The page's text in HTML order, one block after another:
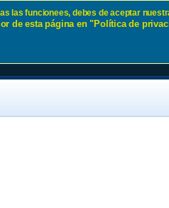
las funcionees, debes de aceptar
de esta página en "Política de